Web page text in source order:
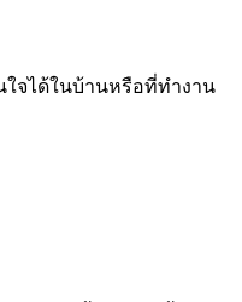
ใจได้ในบ้านหรือที่ทำงาน